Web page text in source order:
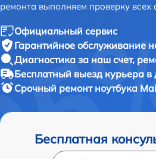
ремонта выполняем проверку
Официальный сервис
Гарантийное обслуживание
Диагностика за наш счет,
Бесплатный выезд курьера в
Срочный ремонт ноутбука
Бесплатная